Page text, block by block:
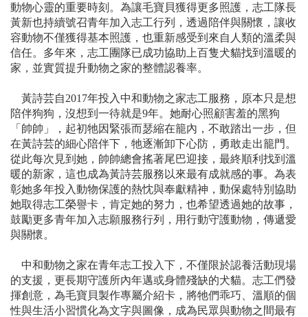
動物心靈的重要時刻。為讓毛寶貝獲得更多照護，志工隊長
黃新也持續號召青年加入志工行列，透過陪伴與關懷，讓收
容動物不僅獲得基本照護，也重新感受到來自人類的溫柔與
信任。多年來，志工團隊已成功協助上百隻犬貓找到溫暖的
家，並實質提升動物之家的整體認養率。
黃詩芸自2017年投入中和動物之家志工服務，原本只是想
陪伴狗狗，沒想到一待就是9年。她耐心照顧害羞的黑狗
「帥帥」，起初牠因緊張而瑟縮在籠內，不敢踏出一步，但
在黃詩芸的細心陪伴下，牠逐漸卸下心防，勇敢走出籠門。
從此每次見到她，帥帥總會搖著尾巴迎接，最終順利找到溫
暖的新家，這也成為黃詩芸服務以來最有成就感的事。為表
彰她多年投入動物保護的熱忱與奉獻精神，動保處特別協助
她取得志工榮譽卡，肯定她的努力，也希望透過她的故事，
鼓勵更多青年加入志願服務行列，用行動守護動物，傳遞愛
與關懷。
中和動物之家在青年志工投入下，不僅限於認養活動現場
的支援，更長期守護所內年邁或身體殘缺的犬貓。志工們發
揮創意，為毛寶貝製作專屬介紹卡，將牠們乖巧、溫順的個
性與生活小習慣化為文字與圖像，成為民眾與動物之間最有